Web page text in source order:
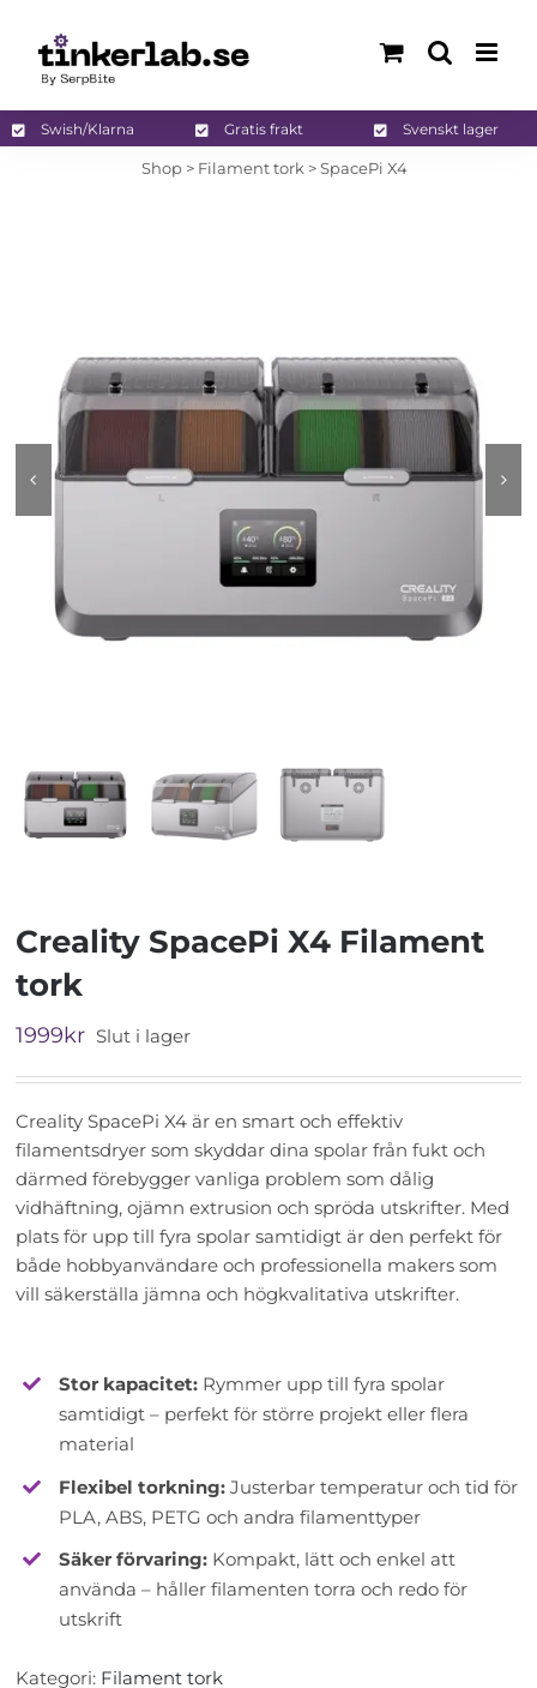
innehållet
Swish/Klarna Gratis frakt Svenskt lager
Shop> Filament tork >SpacePi X4
Creality SpacePi X4 Filament
tork
1999kr Slut i lager
Creality SpacePi X4 är en smart och effektiv
filamentsdryer som skyddar dina spolar från fukt och
därmed förebygger vanliga problem som dålig
vidhäftning, ojämn extrusion och spröda utskrifter. Med
plats för upp till fyra spolar samtidigt är den perfekt för
både hobbyanvändare och professionella makers som
vill säkerställa jämna och högkvalitativa utskrifter.
Stor kapacitet: Rymmer upp till fyra spolar
samtidigt – perfekt för större projekt eller flera
material
Flexibel torkning: Justerbar temperatur och tid för
PLA, ABS, PETG och andra filamenttyper
Säker förvaring: Kompakt, lätt och enkel att
använda – håller filamenten torra och redo för
utskrift
Kategori: Filament tork